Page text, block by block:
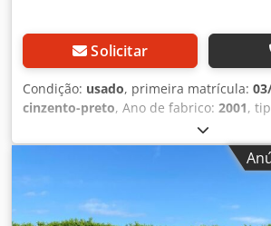
caixas, contentores com e sem
S.E.&O Dada a quantidade de anúncios
inseridos, a Aurora convida a verificar a
dados com o pessoal de vendas.
Solicitar
Condição: usado, primeira matrícula:
cinzento-preto, Ano de fabrico: 2001,
, MATRÍCULA: AB93613 TÍTULO:
20R070 COM SISTEMA DE DESCARGA
SUSPENSÃO POR MOLAS REF.: 23R29
2 DISTÂNCIA ENTRE EIXOS: 4950
8,855 m ORIGEM: Itália CAPACIDADE DE
REBOQUE: 20.000 kg (carga total) TIPO